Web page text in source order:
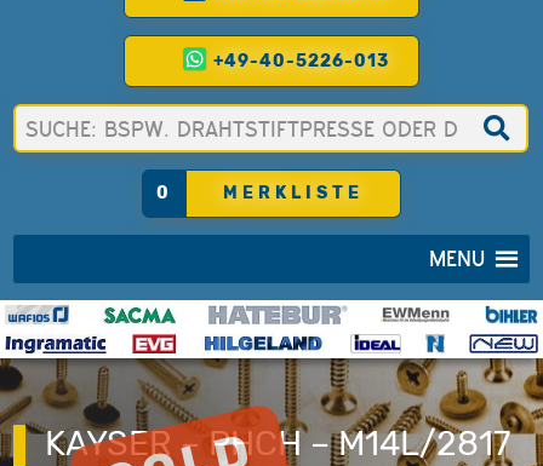
+49-40-5226-013
0 MERKLISTE
MENU
KAYSER – PHCH – M14L/2817